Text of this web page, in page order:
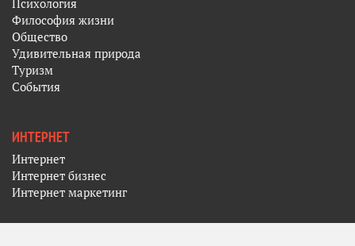
Психология
Философия жизни
Общество
Удивительная природа
Туризм
События
ИНТЕРНЕТ
Интернет
Интернет бизнес
Интернет маркетинг